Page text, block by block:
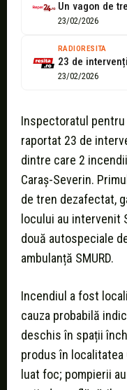
23/02/2026
RADIORESITA
23/02/2026
Inspectoratul pentru
raportat 23 de
dintre care 2
Caraș-Severin.
de tren dezafectat,
locului au intervenit
două autospeciale
ambulanță SMURD.
Incendiul a fost
cauza probabilă
deschis în spații
produs în localitatea
luat foc; pompierii